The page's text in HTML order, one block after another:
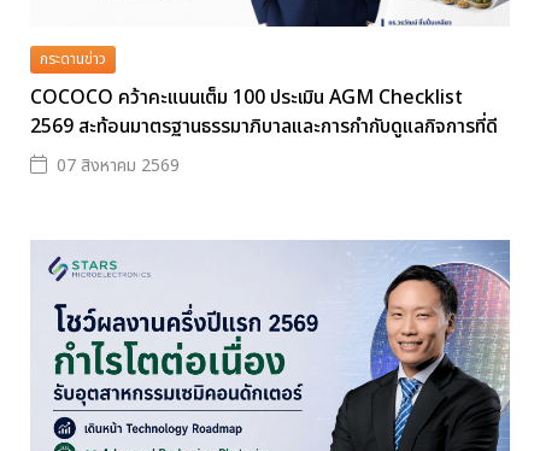
กระดานข่าว
COCOCO คว้าคะแนนเต็ม 100 ประเมิน AGM Checklist
2569 สะท้อนมาตรฐานธรรมาภิบาลและการกำกับดูแลกิจการที่ดี
07 สิงหาคม 2569